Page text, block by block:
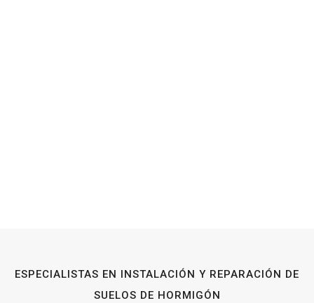
ESPECIALISTAS EN INSTALACIÓN Y REPARACIÓN DE
SUELOS DE HORMIGÓN